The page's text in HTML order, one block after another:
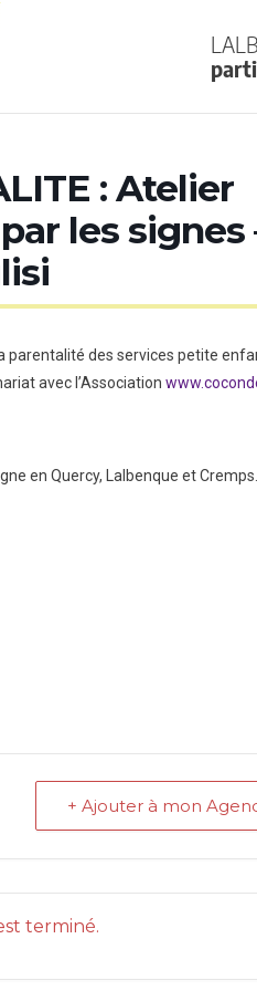
: Atelier
les signes
parentalité des services petite
avec l’Association
en Quercy, Lalbenque et Cremps.
+ Ajouter à mon
terminé.